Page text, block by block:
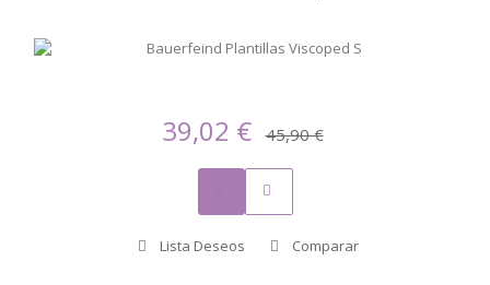
39,02 € 45,90 €
Lista Deseos Comparar